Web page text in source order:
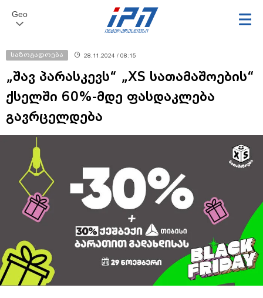
Geo
საზოგადოება 28.11.2024 / 08:15
„შავ პარასკევს“ „XS სათამაშოების“
ქსელში 60%-მდე ფასდაკლება
გავრცელდება